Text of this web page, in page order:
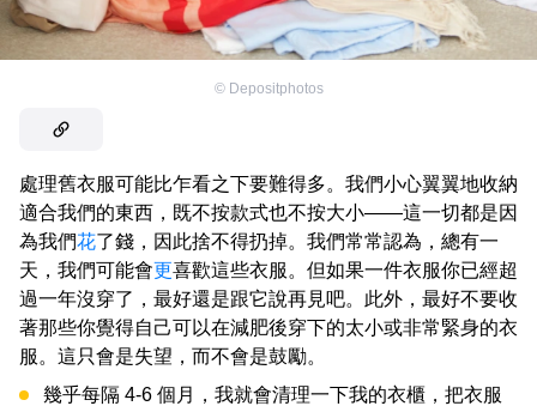
© Depositphotos
處理舊衣服可能比乍看之下要難得多。我們小心翼翼地收納
適合我們的東西，既不按款式也不按大小——這一切都是因
為我們花了錢，因此捨不得扔掉。我們常常認為，總有一
天，我們可能會更喜歡這些衣服。但如果一件衣服你已經超
過一年沒穿了，最好還是跟它說再見吧。此外，最好不要收
著那些你覺得自己可以在減肥後穿下的太小或非常緊身的衣
服。這只會是失望，而不會是鼓勵。
幾乎每隔 4-6 個月，我就會清理一下我的衣櫃，把衣服